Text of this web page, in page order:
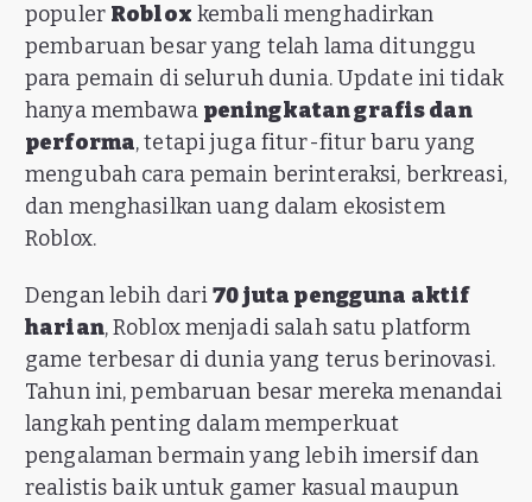
populer Roblox kembali menghadirkan
pembaruan besar yang telah lama ditunggu
para pemain di seluruh dunia. Update ini tidak
hanya membawa peningkatan grafis dan
performa, tetapi juga fitur-fitur baru yang
mengubah cara pemain berinteraksi, berkreasi,
dan menghasilkan uang dalam ekosistem
Roblox.
Dengan lebih dari70 juta pengguna aktif
harian, Roblox menjadi salah satu platform
game terbesar di dunia yang terus berinovasi.
Tahun ini, pembaruan besar mereka menandai
langkah penting dalam memperkuat
pengalaman bermain yang lebih imersif dan
realistis baik untuk gamer kasual maupun